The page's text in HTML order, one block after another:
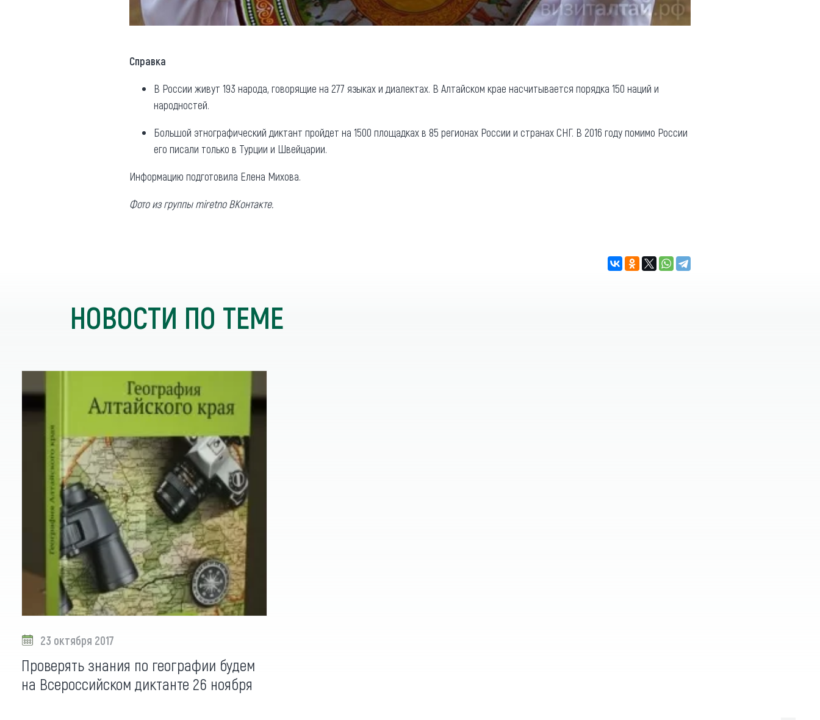
Справка
В России живут 193 народа, говорящие на 277 языках и диалектах. В Алтайском крае насчитывается порядка 150 наций и
народностей.
Большой этнографический диктант пройдет на 1500 площадках в 85 регионах России и странах СНГ. В 2016 году помимо России
его писали только в Турции и Швейцарии.
Информацию подготовила Елена Михова.
Фото из группы miretno ВКонтакте.
НОВОСТИ ПО ТЕМЕ
23 октября 2017
Проверять знания по географии будем
на Всероссийском диктанте 26 ноября